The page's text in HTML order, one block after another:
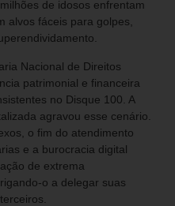
de idosos enfrentam
alvos fáceis para golpes,
Nacional de Direitos
patrimonial e financeira
no Disque 100. A
agravou esse cenário.
o fim do atendimento
e a burocracia digital
de extrema
o a delegar suas